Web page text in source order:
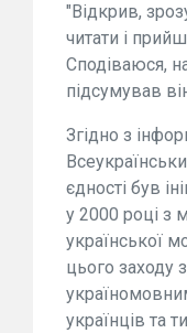
"Відкрив,
читати і
Сподіваюся,
підсумував
Згідно з
єдності був
у 2000 році з
української
цього заходу
українців та